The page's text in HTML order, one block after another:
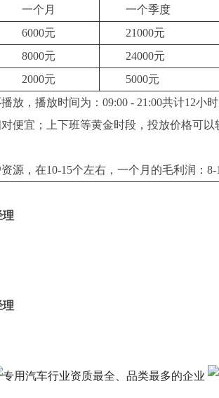
一个月 一个季度
6000元 21000元
8000元 24000元
2000元 5000元
放，播放时间为：09:00 - 21:00共计12
便宜；上下班等黄金时段，投放价格可以
源，在10-15个左右，一个月的毛利润：
理
理